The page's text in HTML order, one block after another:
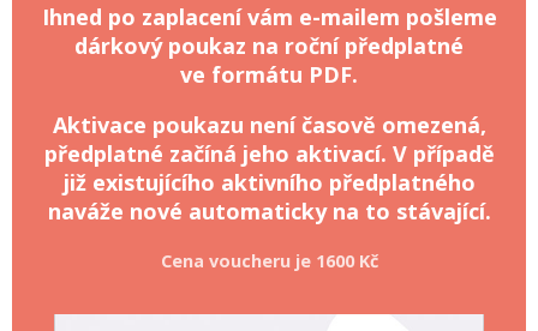
Ihned po zaplacení vám e-mailem pošleme
dárkový poukaz na roční předplatné
ve formátu PDF.
Aktivace poukazu není časově omezená,
předplatné začíná jeho aktivací. V případě
již existujícího aktivního předplatného
naváže nové automaticky na to stávající.
Cena voucheru je 1600 Kč